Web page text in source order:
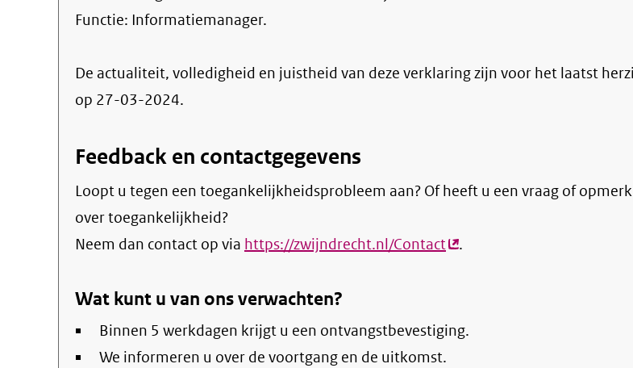
Functie: Informatiemanager.
De actualiteit, volledigheid en juistheid van deze verklaring zijn voor het laatst
op 27-03-2024.
Feedback en contactgegevens
Loopt u tegen een toegankelijkheidsprobleem aan? Of heeft u een vraag of
over toegankelijkheid?
Neem dan contact op via https://zwijndrecht.nl/Contact(externe
.
Wat kunt u van ons verwachten?
Binnen 5 werkdagen krijgt u een ontvangstbevestiging.
We informeren u over de voortgang en de uitkomst.